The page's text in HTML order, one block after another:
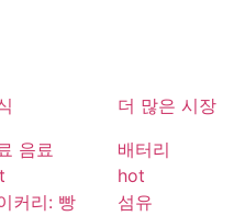
음료
커리: 빵
더 많은 시장
배터리
hot
섬유